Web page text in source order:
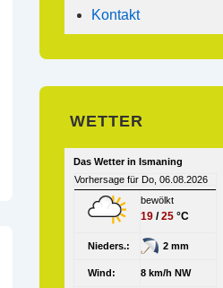
Kontakt
WETTER
Das Wetter in Ismaning
Vorhersage für Do, 06.08.2026
bewölkt
19/25°C
Nieders.: 2 mm
Wind: 8 km/h NW